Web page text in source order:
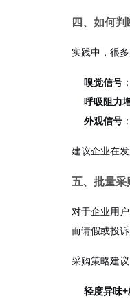
四、如何判
实践中，很
嗅觉信号
呼吸阻力
外观信号
建议企业在
五、批量采
对于企业用
而请假或投
采购策略建议
轻度异味